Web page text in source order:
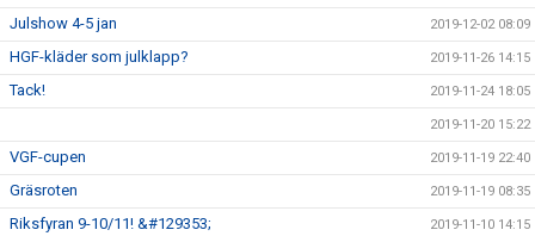
Julshow 4-5 jan 2019-12-02 08:09
HGF-kläder som julklapp? 2019-11-26 14:15
Tack! 2019-11-24 18:05
2019-11-20 15:22
VGF-cupen 2019-11-19 22:40
Gräsroten 2019-11-19 08:35
Riksfyran 9-10/11! &#129353; 2019-11-10 14:15